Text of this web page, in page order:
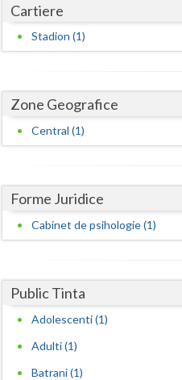
Ilfov
Mures
Cartiere
Stadion (1)
Zone Geografice
Central (1)
Forme Juridice
Cabinet de psihologie (1)
Public Tinta
Adolescenti (1)
Adulti (1)
Batrani (1)